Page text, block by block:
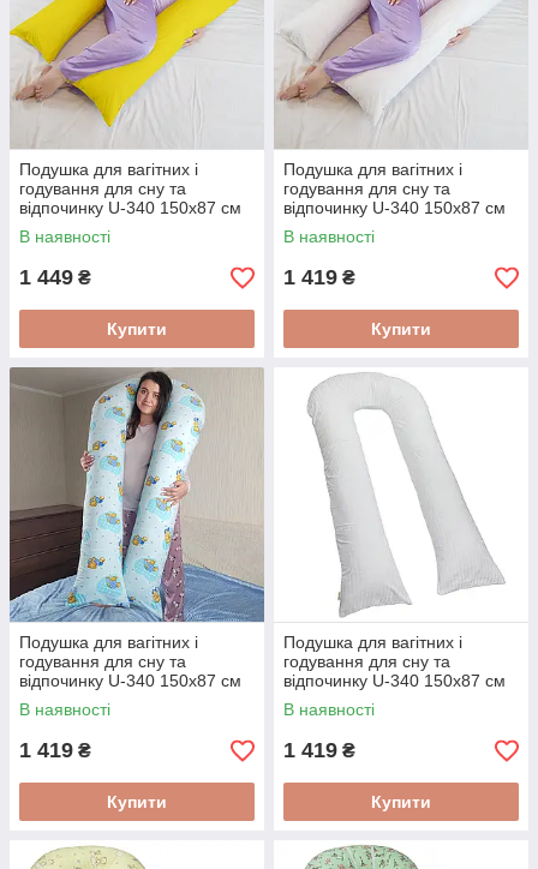
Подушка для вагітних і
годування для сну та
відпочинку U-340 150х87 см
Жовта
В наявності
1 449 ₴
Купити
Подушка для вагітних і
годування для сну та
відпочинку U-340 150х87 см
Біла
В наявності
1 419 ₴
Купити
Подушка для вагітних і
годування для сну та
відпочинку U-340 150х87 см
Ведмедики на блакитному
В наявності
1 419 ₴
Купити
Подушка для вагітних і
годування для сну та
відпочинку U-340 150х87 см
Біла у смужку
В наявності
1 419 ₴
Купити